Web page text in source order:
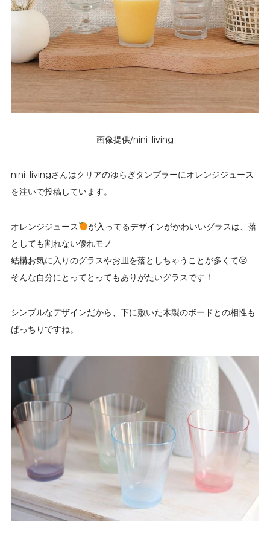
画像提供/nini_living
nini_livingさんはクリアのゆらぎタンブラーにオレンジジュース
を注いで投稿しています。
オレンジジュース
が入ってる デザインがかわいいグラスは 、落
としても割れない優れモノ
結構お気に入りのグラスやお皿を 落としちゃうことが多くて☹︎
そんな自分にとってとってもありがたいグラスです！
シンプルなデザインだから、下に敷いた木製のボードとの相性も
ばっちりですね。